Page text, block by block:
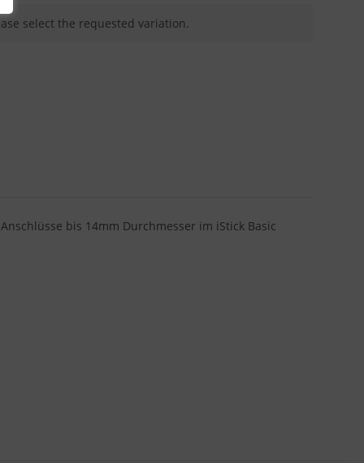
select the requested variation.
bis 14mm Durchmesser im iStick Basic